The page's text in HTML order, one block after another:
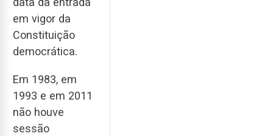
em vigor da
Constituição
democrática.
Em 1983, em
1993 e em 2011
não houve
sessão